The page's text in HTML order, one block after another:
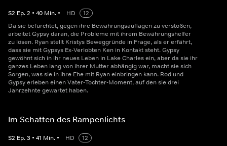
S2 Ep.2 • 40 Min. • HD
12
Da sie befürchtet, gegen ihre Bewährungsauflagen zu verstoßen,
arbeitet Gypsy daran, die Probleme mit ihrem Bewährungshelfer
zu lösen. Ryan stellt Kristys Beweggründe in Frage, als er erfährt,
dass sie mit Gypsys Ex-Verlobten Ken in Kontakt steht. Gypsy
gewöhnt sich in ihr neues Leben in Lake Charles ein, aber da sie ihr
ganzes Leben lang von ihrer Mutter abhängig war, macht sie sich
Sorgen, was sie in ihre Ehe mit Ryan einbringen kann. Rod und
Gypsy erleben einen Vater-Tochter-Moment, auf den sie drei
Jahrzehnte gewartet haben.
Im Schatten des Rampenlichts
S2 Ep.3 • 41 Min. • HD
12